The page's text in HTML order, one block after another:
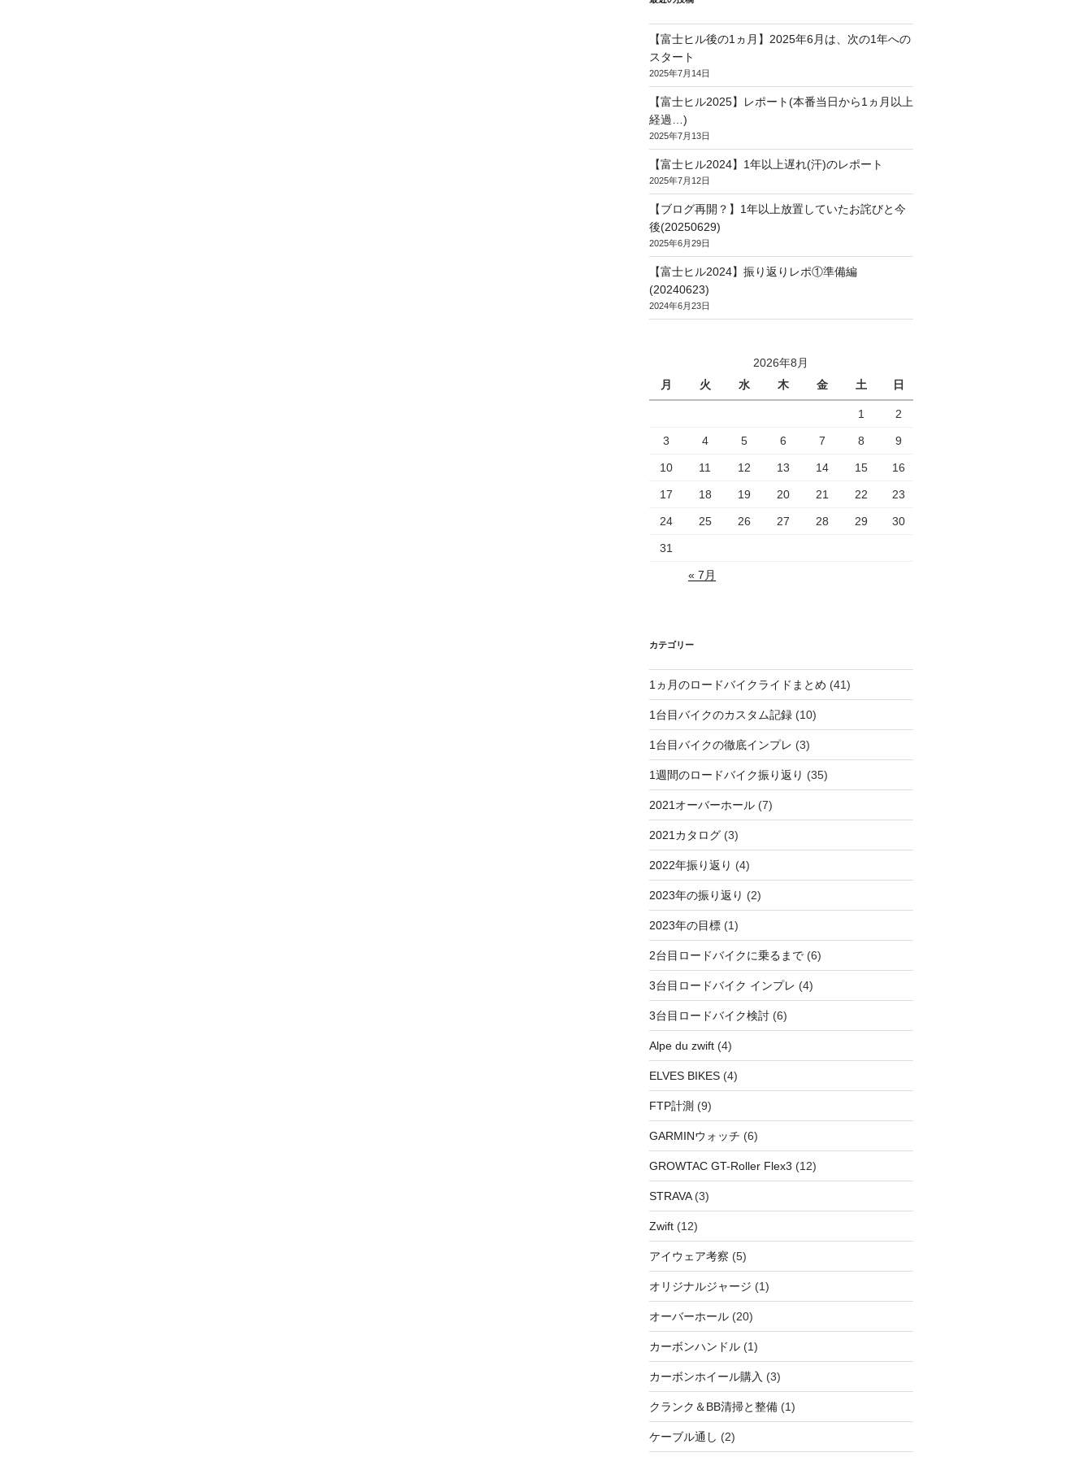
【富士ヒル後の1ヵ月】2025年6月は、次の1年への
スタート
2025年7月14日
【富士ヒル2025】レポート(本番当日から1ヵ月以上
経過…)
2025年7月13日
【富士ヒル2024】1年以上遅れ(汗)のレポート
2025年7月12日
【ブログ再開？】1年以上放置していたお詫びと今
後(20250629)
2025年6月29日
【富士ヒル2024】振り返りレポ①準備編
(20240623)
2024年6月23日
2026年8月
月
火 水 木 金 土 日
1 2
3 4 5 6 7 8 9
10 11 12 13 14 15 16
17 18 19 20 21 22 23
24 25 26 27 28 29 30
31
« 7月
カテゴリー
1ヵ月のロードバイクライドまとめ (41)
1台目バイクのカスタム記録(10)
1台目バイクの徹底インプレ (3)
1週間のロードバイク振り返り (35)
2021オーバーホール(7)
2021カタログ(3)
2022年振り返り (4)
2023年の振り返り (2)
2023年の目標(1)
2台目ロードバイクに乗るまで(6)
3台目ロードバイク インプレ (4)
3台目ロードバイク検討(6)
Alpe du zwift(4)
ELVES BIKES(4)
FTP計測 (9)
GARMINウォッチ (6)
GROWTAC GT-Roller Flex3 (12)
STRAVA(3)
Zwift(12)
アイウェア考察 (5)
オリジナルジャージ (1)
オーバーホール(20)
カーボンハンドル(1)
カーボンホイール購入 (3)
クランク＆BB清掃と整備(1)
ケーブル通し (2)